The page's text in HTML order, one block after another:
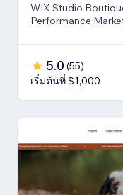
WIX Studio
Performance
5.0 (55)
เริ่มต้นที่ $1,000